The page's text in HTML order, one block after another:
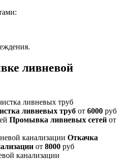
ливневой
ливневых труб от 6000 руб
Промывка ливневых сетей от
Откачка
от 8000 руб